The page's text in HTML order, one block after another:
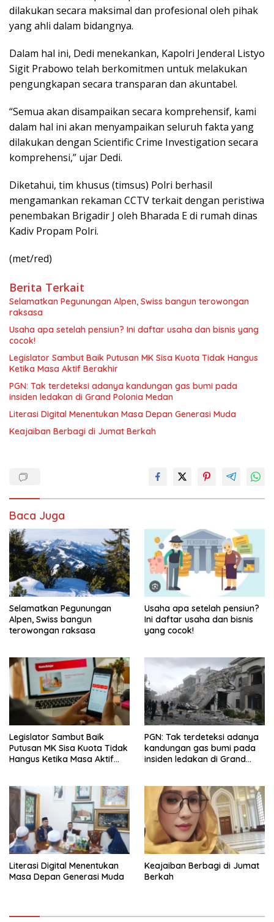
dilakukan secara maksimal dan profesional oleh pihak
yang ahli dalam bidangnya.
Dalam hal ini, Dedi menekankan, Kapolri Jenderal Listyo
Sigit Prabowo telah berkomitmen untuk melakukan
pengungkapan secara transparan dan akuntabel.
“Semua akan disampaikan secara komprehensif, kami
dalam hal ini akan menyampaikan seluruh fakta yang
dilakukan dengan Scientific Crime Investigation secara
komprehensi,” ujar Dedi.
Diketahui, tim khusus (timsus) Polri berhasil
mengamankan rekaman CCTV terkait dengan peristiwa
penembakan Brigadir J oleh Bharada E di rumah dinas
Kadiv Propam Polri.
(met/red)
Berita Terkait
Selamatkan Pegunungan Alpen, Swiss bangun terowongan
raksasa
Usaha apa setelah pensiun? Ini daftar usaha dan bisnis yang
cocok!
Legislator Sambut Baik Putusan MK Sisa Kuota Tidak Hangus
Ketika Masa Aktif Berakhir
PGN: Tak terdeteksi adanya kandungan gas bumi pada
insiden ledakan di Grand Polonia Medan
Literasi Digital Menentukan Masa Depan Generasi Muda
Keajaiban Berbagi di Jumat Berkah
Baca Juga
Selamatkan Pegunungan
Alpen, Swiss bangun
terowongan raksasa
Usaha apa setelah pensiun?
Ini daftar usaha dan bisnis
yang cocok!
Legislator Sambut Baik
Putusan MK Sisa Kuota Tidak
Hangus Ketika Masa Aktif
PGN: Tak terdeteksi adanya
kandungan gas bumi pada
insiden ledakan di Grand
Literasi Digital Menentukan
Masa Depan Generasi Muda
Keajaiban Berbagi di Jumat
Berkah